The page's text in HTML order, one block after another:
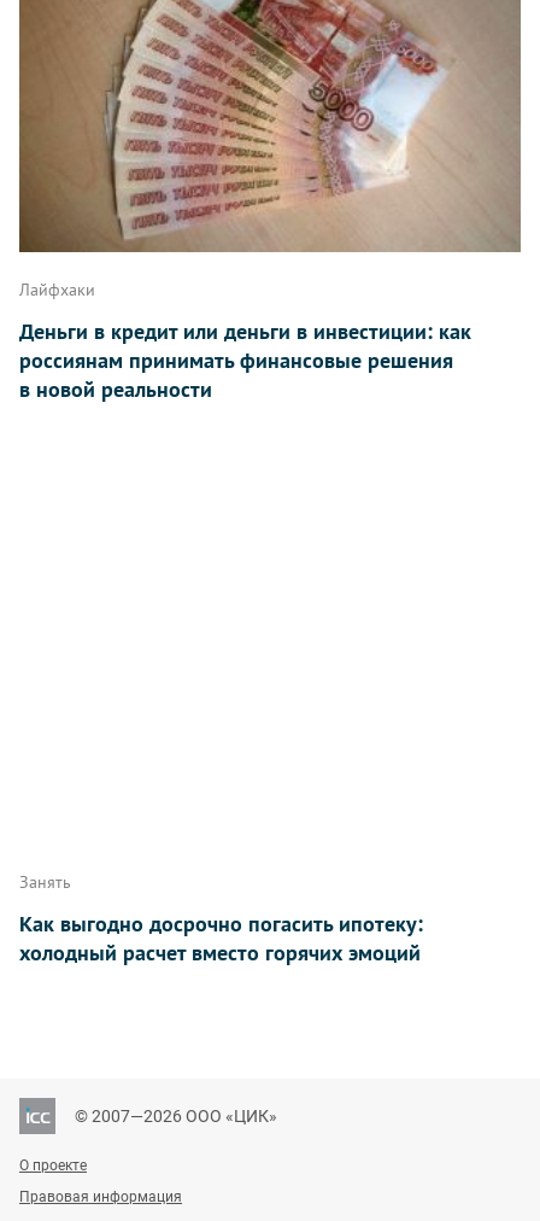
Лайфхаки
Деньги в кредит или деньги в инвестиции: как
россиянам принимать финансовые решения
в новой реальности
Занять
Как выгодно досрочно погасить ипотеку:
холодный расчет вместо горячих эмоций
© 2007—2026 ООО «ЦИК»
О проекте
Правовая информация